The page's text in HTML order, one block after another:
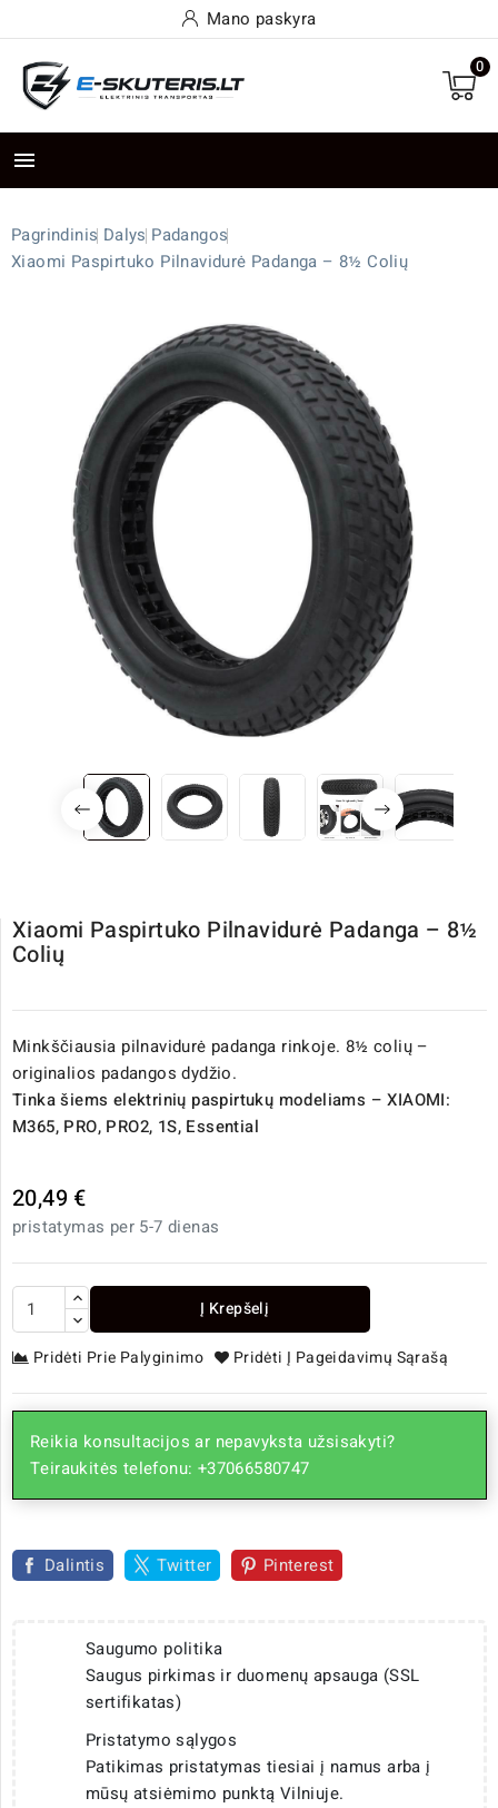
Mano paskyra
0

Pagrindinis Dalys Padangos
Xiaomi Paspirtuko Pilnavidurė Padanga – 8½ Colių
Xiaomi Paspirtuko Pilnavidurė Padanga – 8½
Colių
Minkščiausia pilnavidurė padanga rinkoje. 8½ colių –
originalios padangos dydžio.
Tinka šiems elektrinių paspirtukų modeliams – XIAOMI:
M365, PRO, PRO2, 1S, Essential
20,49 €
pristatymas per 5-7 dienas
Į Krepšelį
Pridėti Prie Palyginimo Pridėti Į Pageidavimų Sąrašą
Reikia konsultacijos ar nepavyksta užsisakyti?
Teiraukitės telefonu: +37066580747
Dalintis Twitter Pinterest
Saugumo politika
Saugus pirkimas ir duomenų apsauga (SSL
sertifikatas)
Pristatymo sąlygos
Patikimas pristatymas tiesiai į namus arba į
mūsų atsiėmimo punktą Vilniuje.